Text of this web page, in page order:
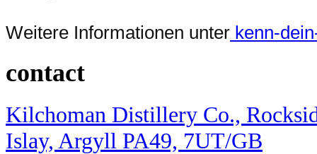
Weitere Informationen unter kenn-
contact
Kilchoman Distillery Co.,
Islay, Argyll PA49, 7UT/GB